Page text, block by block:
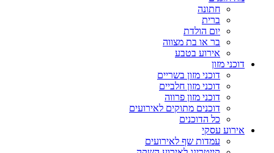
חתונה
ברית
יום הולדת
בר או בת מצווה
אירוע בטבע
דוכני מזון
דוכני מזון בשריים
דוכני מזון חלביים
דוכני מזון פרווה
דוכנים מתוקים לאירועים
כל הדוכנים
אירוע עסקי
עמדות שף לאירועים